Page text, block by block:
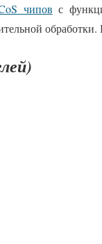
чипов с